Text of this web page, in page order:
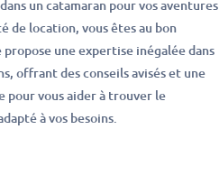
un catamaran pour vos aventures
de location, vous êtes au bon
une expertise inégalée dans
offrant des conseils avisés et une
pour vous aider à trouver le
à vos besoins.